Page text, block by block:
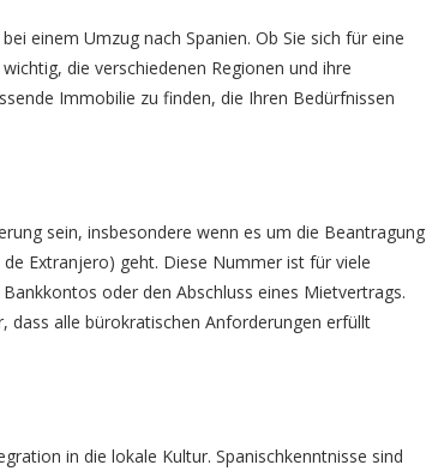
einem Umzug nach Spanien. Ob Sie sich für eine
die verschiedenen Regionen und ihre
Immobilie zu finden, die Ihren Bedürfnissen
sein, insbesondere wenn es um die Beantragung
Extranjero) geht. Diese Nummer ist für viele
oder den Abschluss eines Mietvertrags.
dass alle bürokratischen Anforderungen erfüllt
in die lokale Kultur. Spanischkenntnisse sind